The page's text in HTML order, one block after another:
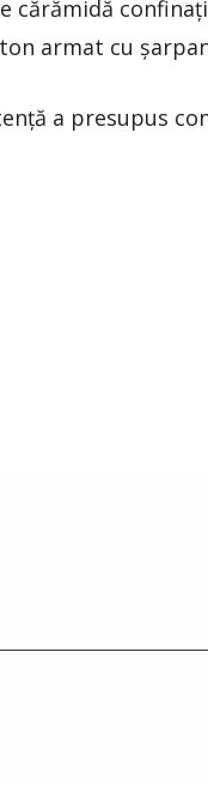
cărămidă
armat cu
a presupus